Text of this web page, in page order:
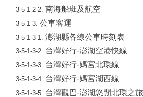
3-5-1-2-2. 南海船班及航空
3-5-1-3. 公車客運
3-5-1-3-1. 澎湖縣各線公車時刻表
3-5-1-3-2. 台灣好行-澎湖空港快線
3-5-1-3-3. 台灣好行-媽宮北環線
3-5-1-3-4. 台灣好行-媽宮湖西線
3-5-1-3-5. 台灣觀巴-澎湖悠閒北環之旅